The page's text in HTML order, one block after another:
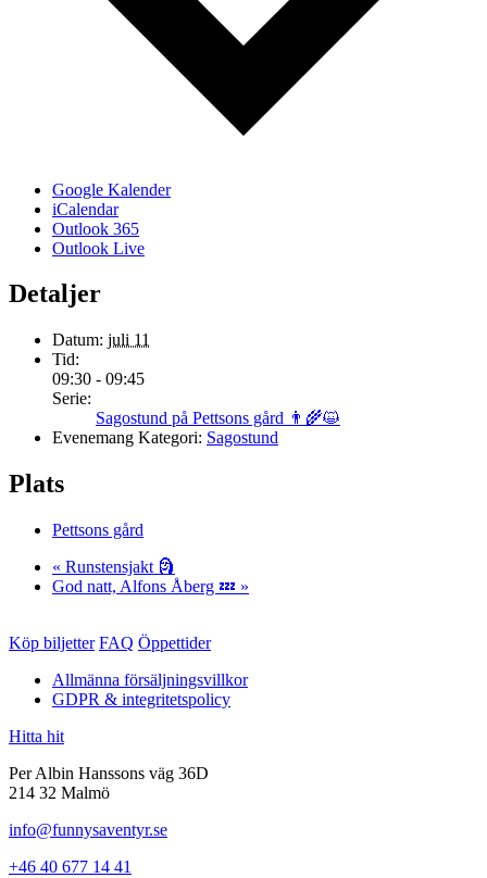
Google Kalender
iCalendar
Outlook 365
Outlook Live
Detaljer
Datum: juli 11
Tid:
09:30 - 09:45
Serie:
Sagostund på Pettsons gård 👨‍🌾😺
Evenemang Kategori: Sagostund
Plats
Pettsons gård
« Runstensjakt 🗿
God natt, Alfons Åberg 💤 »
Köp biljetter FAQ Öppettider
Allmänna försäljningsvillkor
GDPR & integritetspolicy
Hitta hit
Per Albin Hanssons väg 36D
214 32 Malmö
info@funnysaventyr.se
+46 40 677 14 41